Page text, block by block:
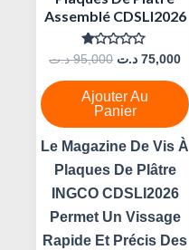
Assemblé CDSLI2026
Note
Sur
5
95,000 د.ت 75,000 د.ت
Ajouter Au
Panier
Le Magazine De Vis À
Plaques De Plâtre
INGCO CDSLI2026
Permet Un Vissage
Rapide Et Précis Des